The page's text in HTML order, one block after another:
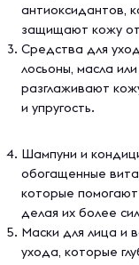
антиоксидантов,
защищают кожу от
Средства для
лосьоны, масла
разглаживают
и упругость.
Шампуни и
обогащенные
которые
делая их более
Маски для лица и
ухода, которые